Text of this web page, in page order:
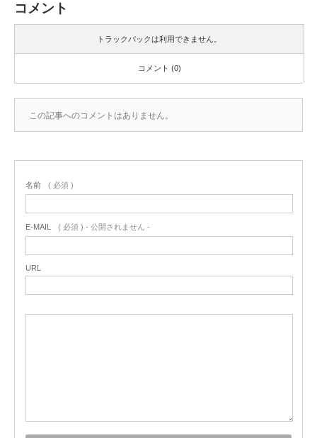
コメント
トラックバックは利用できません。
コメント (0)
この記事へのコメントはありません。
名前 ( 必須 )
E-MAIL ( 必須 ) - 公開されません -
URL